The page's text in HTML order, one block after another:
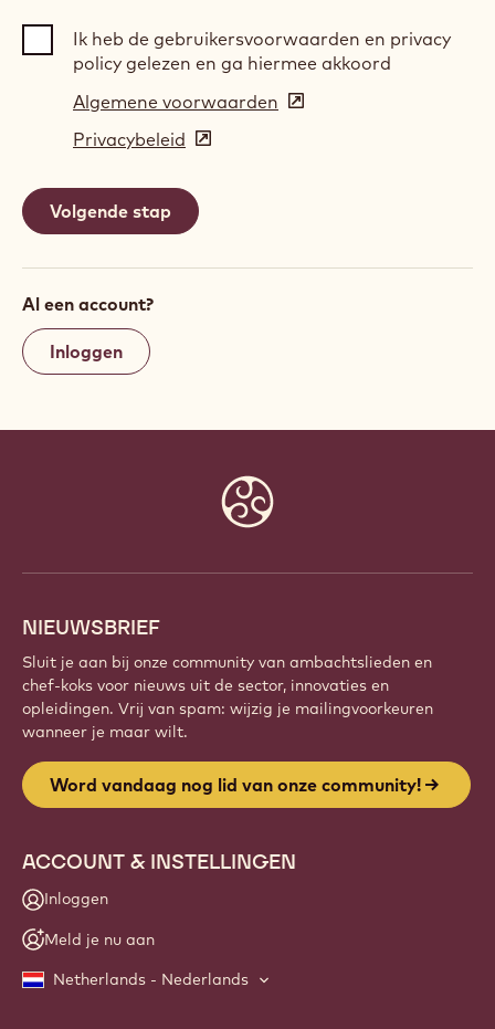
Ik heb de gebruikersvoorwaarden en privacy
policy gelezen en ga hiermee akkoord
Algemene voorwaarden (opens
Privacybeleid (opens
a
new
Al een account?
Inloggen
NIEUWSBRIEF
Sluit je aan bij onze community van ambachtslieden en
chef-koks voor nieuws uit de sector, innovaties en
opleidingen. Vrij van spam: wijzig je mailingvoorkeuren
wanneer je maar wilt.
Word vandaag nog lid van onze community!
ACCOUNT & INSTELLINGEN
Inloggen
Meld je nu aan
Netherlands - Nederlands